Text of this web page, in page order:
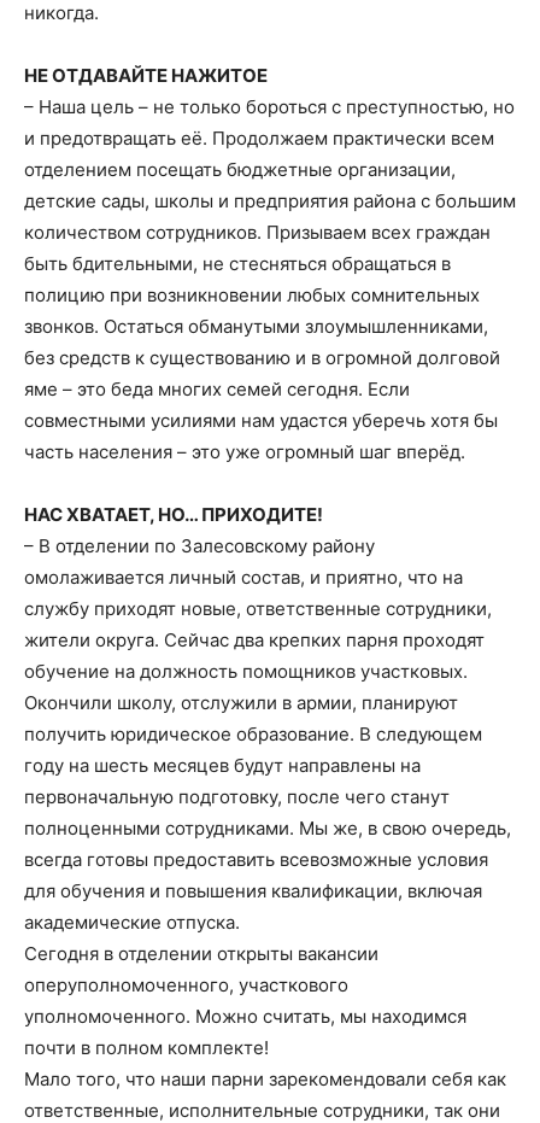
никогда.
НЕ ОТДАВАЙТЕ НАЖИТОЕ
– Наша цель – не только бороться с преступностью, но
и предотвращать её. Продолжаем практически всем
отделением посещать бюджетные организации,
детские сады, школы и предприятия района с большим
количеством сотрудников. Призываем всех граждан
быть бдительными, не стесняться обращаться в
полицию при возникновении любых сомнительных
звонков. Остаться обманутыми злоумышленниками,
без средств к существованию и в огромной долговой
яме – это беда многих семей сегодня. Если
совместными усилиями нам удастся уберечь хотя бы
часть населения – это уже огромный шаг вперёд.
НАС ХВАТАЕТ, НО… ПРИХОДИТЕ!
– В отделении по Залесовскому району
омолаживается личный состав, и приятно, что на
службу приходят новые, ответственные сотрудники,
жители округа. Сейчас два крепких парня проходят
обучение на должность помощников участковых.
Окончили школу, отслужили в армии, планируют
получить юридическое образование. В следующем
году на шесть месяцев будут направлены на
первоначальную подготовку, после чего станут
полноценными сотрудниками. Мы же, в свою очередь,
всегда готовы предоставить всевозможные условия
для обучения и повышения квалификации, включая
академические отпуска.
Сегодня в отделении открыты вакансии
оперуполномоченного, участкового
уполномоченного. Можно считать, мы находимся
почти в полном комплекте!
Мало того, что наши парни зарекомендовали себя как
ответственные, исполнительные сотрудники, так они